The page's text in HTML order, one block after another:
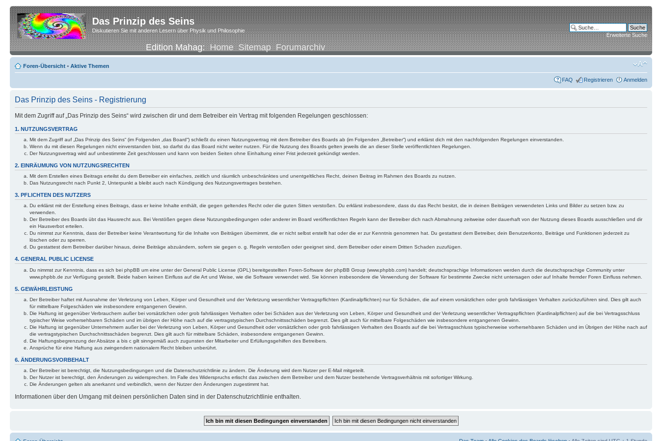
Das Prinzip des Seins
Diskutieren Sie mit anderen Lesern über Physik und Philosophie
Edition Mahag:Home Sitemap Forumarchiv
Erweiterte Suche
Foren-Übersicht • Aktive Themen
FAQ Registrieren Anmelden
Das Prinzip des Seins - Registrierung
Mit dem Zugriff auf „Das Prinzip des Seins“ wird zwischen dir und dem Betreiber ein Vertrag mit folgenden Regelungen geschlossen:
1. NUTZUNGSVERTRAG
Mit dem Zugriff auf „Das Prinzip des Seins“ (im Folgenden „das Board“) schließt du einen Nutzungsvertrag mit dem Betreiber des Boards ab (im Folgenden „Betreiber“) und erklärst dich mit den nachfolgenden Regelungen einverstanden.
Wenn du mit diesen Regelungen nicht einverstanden bist, so darfst du das Board nicht weiter nutzen. Für die Nutzung des Boards gelten jeweils die an dieser Stelle veröffentlichten Regelungen.
Der Nutzungsvertrag wird auf unbestimmte Zeit geschlossen und kann von beiden Seiten ohne Einhaltung einer Frist jederzeit gekündigt werden.
2. EINRÄUMUNG VON NUTZUNGSRECHTEN
Mit dem Erstellen eines Beitrags erteilst du dem Betreiber ein einfaches, zeitlich und räumlich unbeschränktes und unentgeltliches Recht, deinen Beitrag im Rahmen des Boards zu nutzen.
Das Nutzungsrecht nach Punkt 2, Unterpunkt a bleibt auch nach Kündigung des Nutzungsvertrages bestehen.
3. PFLICHTEN DES NUTZERS
Du erklärst mit der Erstellung eines Beitrags, dass er keine Inhalte enthält, die gegen geltendes Recht oder die guten Sitten verstoßen. Du erklärst insbesondere, dass du das Recht besitzt, die in deinen Beiträgen verwendeten Links und Bilder zu setzen bzw. zu
verwenden.
Der Betreiber des Boards übt das Hausrecht aus. Bei Verstößen gegen diese Nutzungsbedingungen oder anderer im Board veröffentlichten Regeln kann der Betreiber dich nach Abmahnung zeitweise oder dauerhaft von der Nutzung dieses Boards ausschließen und dir
ein Hausverbot erteilen.
Du nimmst zur Kenntnis, dass der Betreiber keine Verantwortung für die Inhalte von Beiträgen übernimmt, die er nicht selbst erstellt hat oder die er zur Kenntnis genommen hat. Du gestattest dem Betreiber, dein Benutzerkonto, Beiträge und Funktionen jederzeit zu
löschen oder zu sperren.
Du gestattest dem Betreiber darüber hinaus, deine Beiträge abzuändern, sofern sie gegen o. g. Regeln verstoßen oder geeignet sind, dem Betreiber oder einem Dritten Schaden zuzufügen.
4. GENERAL PUBLIC LICENSE
Du nimmst zur Kenntnis, dass es sich bei phpBB um eine unter der General Public License (GPL) bereitgestellten Foren-Software der phpBB Group (www.phpbb.com) handelt; deutschsprachige Informationen werden durch die deutschsprachige Community unter
www.phpbb.de zur Verfügung gestellt. Beide haben keinen Einfluss auf die Art und Weise, wie die Software verwendet wird. Sie können insbesondere die Verwendung der Software für bestimmte Zwecke nicht untersagen oder auf Inhalte fremder Foren Einfluss nehmen.
5. GEWÄHRLEISTUNG
Der Betreiber haftet mit Ausnahme der Verletzung von Leben, Körper und Gesundheit und der Verletzung wesentlicher Vertragspflichten (Kardinalpflichten) nur für Schäden, die auf einem vorsätzlichen oder grob fahrlässigen Verhalten zurückzuführen sind. Dies gilt auch
für mittelbare Folgeschäden wie insbesondere entgangenen Gewinn.
Die Haftung ist gegenüber Verbrauchern außer bei vorsätzlichen oder grob fahrlässigen Verhalten oder bei Schäden aus der Verletzung von Leben, Körper und Gesundheit und der Verletzung wesentlicher Vertragspflichten (Kardinalpflichten) auf die bei Vertragsschluss
typischer Weise vorhersehbaren Schäden und im übrigen der Höhe nach auf die vertragstypischen Durchschnittsschäden begrenzt. Dies gilt auch für mittelbare Folgeschäden wie insbesondere entgangenen Gewinn.
Die Haftung ist gegenüber Unternehmern außer bei der Verletzung von Leben, Körper und Gesundheit oder vorsätzlichen oder grob fahrlässigen Verhalten des Boards auf die bei Vertragsschluss typischerweise vorhersehbaren Schäden und im Übrigen der Höhe nach auf
die vertragstypischen Durchschnittsschäden begrenzt. Dies gilt auch für mittelbare Schäden, insbesondere entgangenen Gewinn.
Die Haftungsbegrenzung der Absätze a bis c gilt sinngemäß auch zugunsten der Mitarbeiter und Erfüllungsgehilfen des Betreibers.
Ansprüche für eine Haftung aus zwingendem nationalem Recht bleiben unberührt.
6. ÄNDERUNGSVORBEHALT
Der Betreiber ist berechtigt, die Nutzungsbedingungen und die Datenschutzrichtlinie zu ändern. Die Änderung wird dem Nutzer per E-Mail mitgeteilt.
Der Nutzer ist berechtigt, den Änderungen zu widersprechen. Im Falle des Widerspruchs erlischt das zwischen dem Betreiber und dem Nutzer bestehende Vertragsverhältnis mit sofortiger Wirkung.
Die Änderungen gelten als anerkannt und verbindlich, wenn der Nutzer den Änderungen zugestimmt hat.
Informationen über den Umgang mit deinen persönlichen Daten sind in der Datenschutzrichtlinie enthalten.